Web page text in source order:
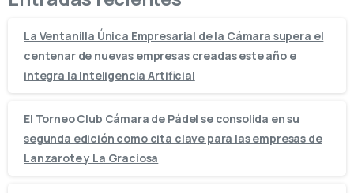
La Ventanilla Única Empresarial de la Cámara supera el
centenar de nuevas empresas creadas este año e
integra la Inteligencia Artificial
El Torneo Club Cámara de Pádel se consolida en su
segunda edición como cita clave para las empresas de
Lanzarote y La Graciosa